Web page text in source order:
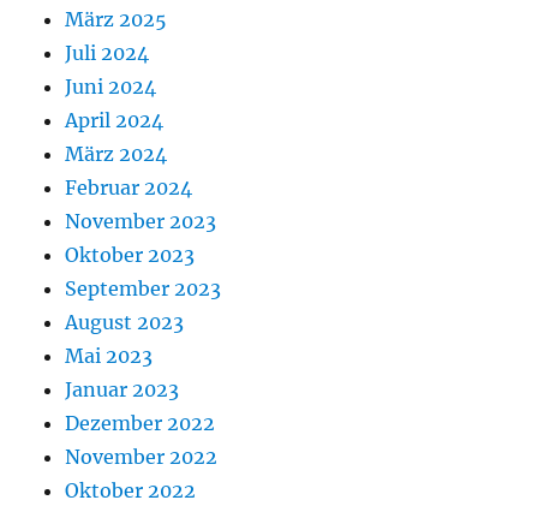
März 2025
Juli 2024
Juni 2024
April 2024
März 2024
Februar 2024
November 2023
Oktober 2023
September 2023
August 2023
Mai 2023
Januar 2023
Dezember 2022
November 2022
Oktober 2022